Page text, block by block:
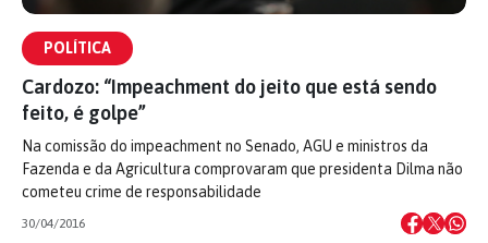
POLÍTICA
Cardozo: “Impeachment do jeito que está sendo
feito, é golpe”
Na comissão do impeachment no Senado, AGU e ministros da
Fazenda e da Agricultura comprovaram que presidenta Dilma não
cometeu crime de responsabilidade
30/04/2016